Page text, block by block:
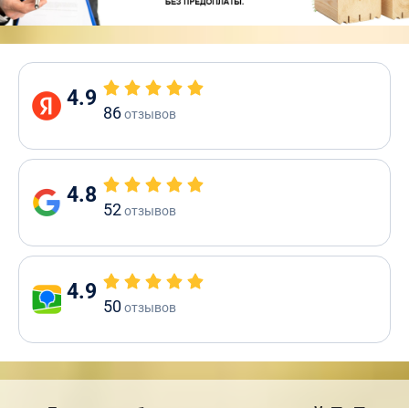
4.9
86отзывов
4.8
52отзывов
4.9
50отзывов